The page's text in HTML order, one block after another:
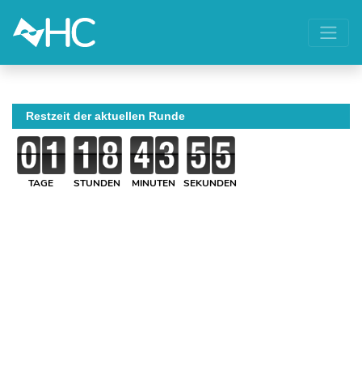
Restzeit der aktuellen Runde
TAGE STUNDEN MINUTEN SEKUNDEN